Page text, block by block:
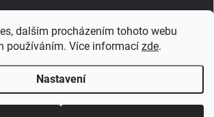
dalším procházením tohoto webu
používáním. Více informací zde.
Nastavení
. Všechna práva vyhrazena.Upravit nastavení